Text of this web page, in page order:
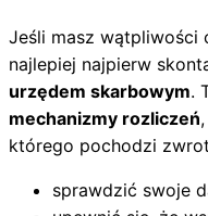
Jeśli masz wątpliwości
najlepiej najpierw
urzędem skarbowym.
mechanizmy rozliczeń
którego pochodzi
sprawdzić swoje